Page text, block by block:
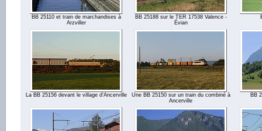
BB 25110 et train de marchandises à
Arzviller
BB 25188 sur le TER 17538 Valence -
Évian
La BB 25156 devant le village d'Ancerville
Une BB 25150 sur un train du combiné à
Ancerville
BB